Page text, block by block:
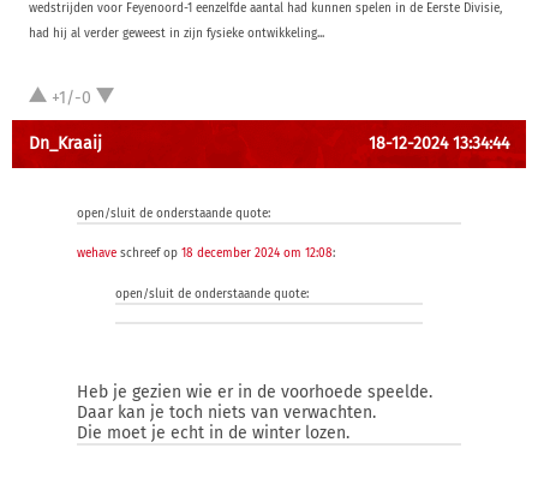
wedstrijden voor Feyenoord-1 eenzelfde aantal had kunnen spelen in de Eerste Divisie,
had hij al verder geweest in zijn fysieke ontwikkeling...
+1/-0
Dn_Kraaij 18-12-2024 13:34:44
open/sluit de onderstaande quote:
wehave schreef op 18 december 2024 om 12:08:
open/sluit de onderstaande quote:
Heb je gezien wie er in de voorhoede speelde.
Daar kan je toch niets van verwachten.
Die moet je echt in de winter lozen.